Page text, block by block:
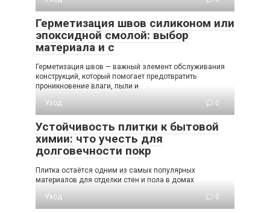
Герметизация швов силиконом или
эпоксидной смолой: выбор
материала и с
Герметизация швов — важный элемент обслуживания
конструкций, который помогает предотвратить
проникновение влаги, пыли и
Уход
0
Устойчивость плитки к бытовой
химии: что учесть для
долговечности покр
Плитка остаётся одним из самых популярных
материалов для отделки стен и пола в домах
Уход
0